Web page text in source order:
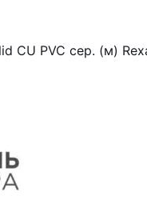
CU PVC сер. (м)